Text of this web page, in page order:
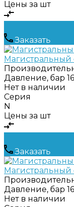
Цены за шт
Заказать
Магистральный
Давление, бар 16
Нет в наличии
Серия
N
Цены за шт
Заказать
Магистральный
Давление, бар 16
Нет в наличии